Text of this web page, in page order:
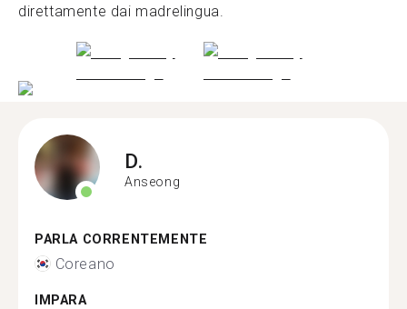
direttamente dai madrelingua.
D.
Anseong
PARLA CORRENTEMENTE
Coreano
IMPARA